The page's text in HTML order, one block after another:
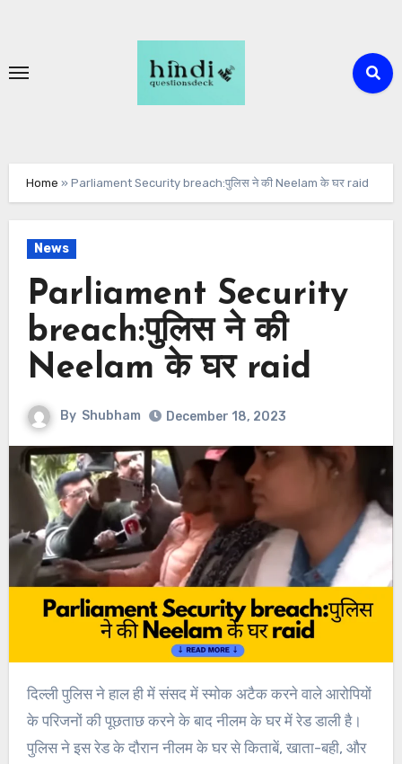
Home »Parliament Security breach:पुलिस ने की Neelam के घर raid
News
Parliament Security
breach:पुलिस ने की
Neelam के घर raid
By Shubham December 18, 2023
दिल्ली पुलिस ने हाल ही में संसद में स्मोक अटैक करने वाले आरोपियों
के परिजनों की पूछताछ करने के बाद नीलम के घर में रेड डाली है।
पुलिस ने इस रेड के दौरान नीलम के घर से किताबें, खाता-बही, और